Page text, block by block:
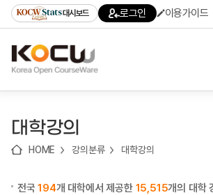
기
기
기
content)
가
대시보드 로그인 이용가이드
대학강의
HOME 강의분류 대학강의
전국194개 대학에서 제공한 15,515개의 대학